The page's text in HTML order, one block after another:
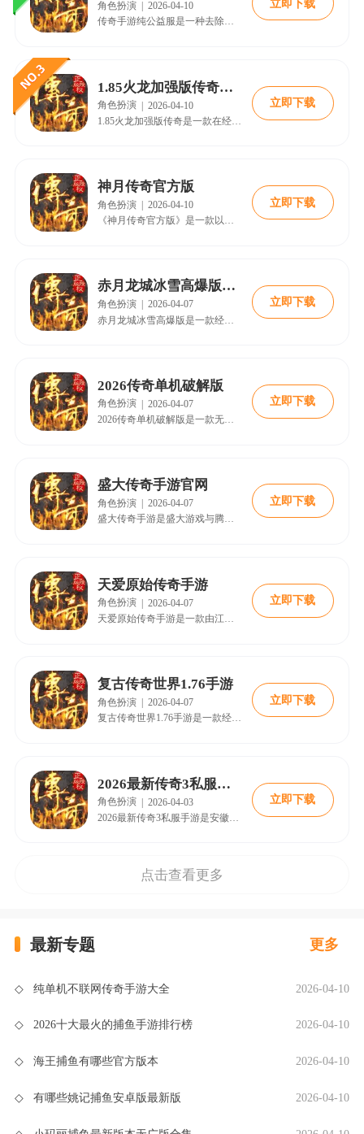
角色扮演
2026-04-10
传奇手游纯公益服是一种去除商城充值、强调技术与策略的竞技模式，玩家通过打怪、任务和交易获取装备，实现真正公平的对战环境。文章介绍了其特色经济系统、社交生态、新手攻略、装备获取方式、PK技巧及最新更新内容，突出其回归游戏本源、注重玩家互动与长期运营的特点，适合追求纯粹游戏体验的用户。
立即下载
1.85火龙加强版传奇手游2026
角色扮演 | 2026-04-10
立即下载
神月传奇官方版
角色扮演
2026-04-10
《神月传奇官方版》是一款以奇幻世界观为背景的角色扮演游戏，玩家将扮演继承者探索神月之力的奥秘。游戏提供多元职业选择与成长体系，结合深度剧情与丰富副本挑战，同时具备完善的社交与公会系统。最新版本新增高等级地图、团队副本及装备幻化功能，提升游戏体验。画面优化与音效设计增强沉浸感，适合各类玩家享受史诗级冒险旅程。
立即下载
赤月龙城冰雪高爆版传奇
角色扮演
2026-04-07
立即下载
2026传奇单机破解版
角色扮演
2026-04-07
2026传奇单机破解版是一款无需联网的经典冒险游戏，玩家可自由战斗并体验完整传奇世界。游戏包含丰富剧情任务、日常挑战及高难度副本，支持多职业选择和技能自由搭配。破解版解锁全部装备与技能，提升爆率和获取稀有道具更轻松。攻略建议合理分配资源、强化装备、组队协作，并关注活动获取绝版时装。游戏特色包括离线畅玩、复古画面、智能挂机等，适合老玩家与新手。更新日志优化了稳定性与玩法，新增副本与功能，提升整体体验
立即下载
盛大传奇手游官网
角色扮演
2026-04-07
盛大传奇手游是盛大游戏与腾讯互娱联合打造的正版传奇手游，完美还原经典端游热血传奇的世界观和玩法。游戏包含战士、法师、道士三大职业，支持千人同屏战斗，拥有装备交易、行会争霸等特色玩法。玩家可通过副本挑战、日常任务等方式获取装备，合理分配资源并掌握游戏技巧，可快速提升实力。游戏不断更新优化，增强操作体验，适合喜欢热血竞技和团队协作的玩家。
立即下载
天爱原始传奇手游
角色扮演 | 2026-04-07
天爱原始传奇手游是一款由江西贪玩信息技术发行的经典MMORPG，完美复刻1.76版本传奇精髓，支持多平台互通。游戏包含战士、法师、道士三大职业，玩家可体验PK、刷怪、打宝等经典玩法。张天爱代言带来专属福利与活动，提升游戏体验。合理选择职业、升级策略、资源分配及参与活动是快速崛起的关键。游戏画面复古，玩法丰富，适合重温热血岁月，创造传奇辉煌。
立即下载
复古传奇世界1.76手游
角色扮演
2026-04-07
复古传奇世界1.76手游是一款经典传奇游戏，延续原版设定，提供全自由作战、公会战和团队杀boss等丰富玩法。游戏支持三端互通，画面精致，玩法精彩，上线赠送元宝，绿色交易平台安全可靠。玩家可通过任务获取资源，提升装备属性，参与转身系统与等级觉醒，体验指尖激情对决。游戏特色包括经典版本、职业切换、超高爆率及新增副本地图，适合各类玩家畅玩，重温传奇情怀。
立即下载
2026最新传奇3私服手游
角色扮演 | 2026-04-03
立即下载
点击查看更多
最新专题 更多
◇ 纯单机不联网传奇手游大全 2026-04-10
◇ 2026十大最火的捕鱼手游排行榜 2026-04-10
◇ 海王捕鱼有哪些官方版本 2026-04-10
◇ 有哪些姚记捕鱼安卓版最新版 2026-04-10